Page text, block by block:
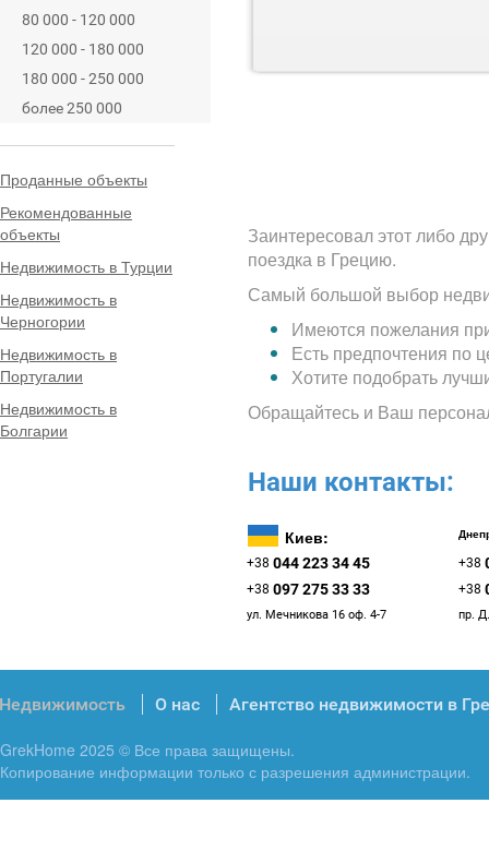
80 000 - 120 000
120 000 - 180 000
180 000 - 250 000
более 250 000
Проданные объекты
Рекомендованные
объекты
Недвижимость в Турции
Недвижимость в
Черногории
Недвижимость в
Португалии
Недвижимость в
Болгарии
Заинтересовал этот либо
поездка в Грецию.
Самый большой выбор
Имеются пожелания
Есть предпочтения по
Хотите подобрать
Обращайтесь и Ваш
Наши контакты:
Киев:
+38 044 223 34 45 +38
+38 097 275 33 33 +38
ул. Мечникова 16 оф. 4-7 пр.
Недвижимость О нас Агентство недвижимости в
GrekHome 2025 © Все права защищены.
Копирование информации только с разрешения администрации.